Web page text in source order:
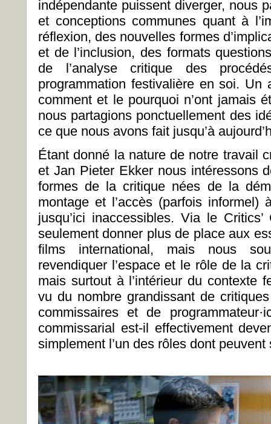
indépendante puissent diverger, nous
et conceptions communes quant à
réflexion, des nouvelles formes
et de l’inclusion, des formats
de l’analyse critique des
programmation festivalière en soi. Un
comment et le pourquoi n’ont jamais
nous partagions ponctuellement des
ce que nous avons fait jusqu’à
Étant donné la nature de notre travail
et Jan Pieter Ekker nous intéressons
formes de la critique nées de la
montage et l’accès (parfois
jusqu’ici inaccessibles. Via le
seulement donner plus de place aux
films international, mais nous
revendiquer l’espace et le rôle de la
mais surtout à l’intérieur du contexte
vu du nombre grandissant de
commissaires et de
commissarial est-il effectivement
simplement l’un des rôles dont